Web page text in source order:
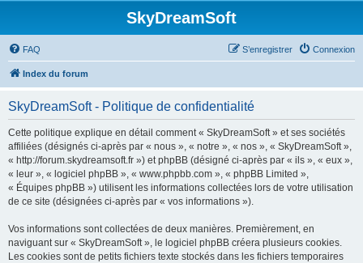
SkyDreamSoft
FAQ Connexion
S’enregistrer
Index du forum
SkyDreamSoft - Politique de confidentialité
Cette politique explique en détail comment « SkyDreamSoft » et ses sociétés
affiliées (désignés ci-après par « nous », « notre », « nos », « SkyDreamSoft »,
« http://forum.skydreamsoft.fr ») et phpBB (désigné ci-après par « ils », « eux »,
« leur », « logiciel phpBB », « www.phpbb.com », « phpBB Limited »,
« Équipes phpBB ») utilisent les informations collectées lors de votre utilisation
de ce site (désignées ci-après par « vos informations »).
Vos informations sont collectées de deux manières. Premièrement, en
naviguant sur « SkyDreamSoft », le logiciel phpBB créera plusieurs cookies.
Les cookies sont de petits fichiers texte stockés dans les fichiers temporaires